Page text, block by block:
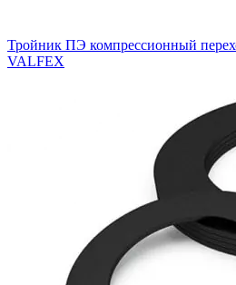
Тройник ПЭ компрессионный
VALFEX